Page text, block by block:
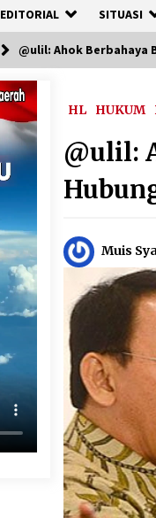
EDITORIAL SITUASI
@ulil: Ahok Berbahaya
HL HUKUM
@ulil:
Muis